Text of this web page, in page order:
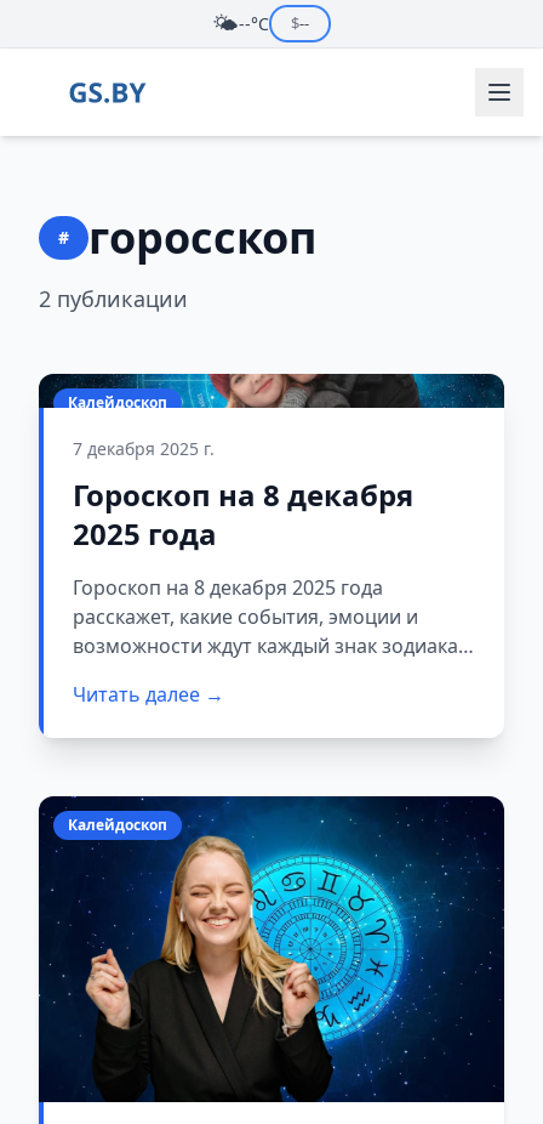
🌤️--°C $--
# горосскоп
2 публикации
Калейдоскоп
7 декабря 2025 г.
Гороскоп на 8 декабря
2025 года
Гороскоп на 8 декабря 2025 года
расскажет, какие события, эмоции и
возможности ждут каждый знак зодиака.
принимать обоснованные решения.
Читать далее →
Калейдоскоп